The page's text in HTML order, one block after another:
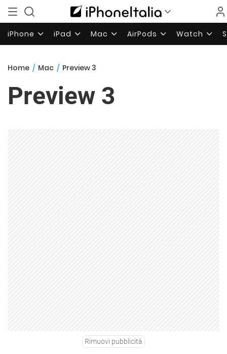
iPhone iPad Mac AirPods Watch
Home / Mac / Preview 3
Preview 3
Rimuovi pubblicità